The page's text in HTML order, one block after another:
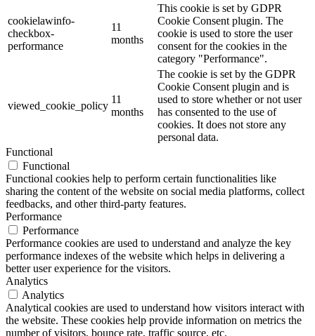
cookielawinfo-
checkbox-
performance
11
months
This cookie is set by GDPR
Cookie Consent plugin. The
cookie is used to store the user
consent for the cookies in the
category "Performance".
viewed_cookie_policy
11
months
The cookie is set by the GDPR
Cookie Consent plugin and is
used to store whether or not user
has consented to the use of
cookies. It does not store any
personal data.
Functional
Functional
Functional cookies help to perform certain functionalities like
sharing the content of the website on social media platforms, collect
feedbacks, and other third-party features.
Performance
Performance
Performance cookies are used to understand and analyze the key
performance indexes of the website which helps in delivering a
better user experience for the visitors.
Analytics
Analytics
Analytical cookies are used to understand how visitors interact with
the website. These cookies help provide information on metrics the
number of visitors, bounce rate, traffic source, etc.